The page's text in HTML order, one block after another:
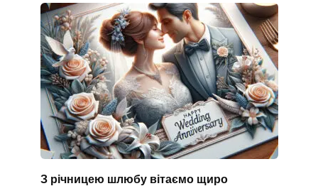
З річницею шлюбу вітаємо щиро